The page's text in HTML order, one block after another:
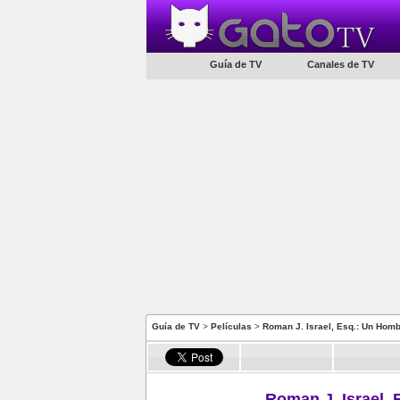
Guía de TV Canales de TV
Guía de TV > Películas > Roman J. Israel, Esq.: Un